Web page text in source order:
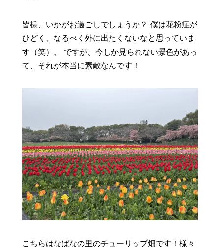
皆様、いかがお過ごしでしょうか？ 僕は花粉症が
ひどく、なるべく外に出たくないなと思っていま
す（笑）。 ですが、今しか見られない景色があっ
て、それが本当に素敵なんです！
こちらはなばなの里のチューリップ畑です！様々